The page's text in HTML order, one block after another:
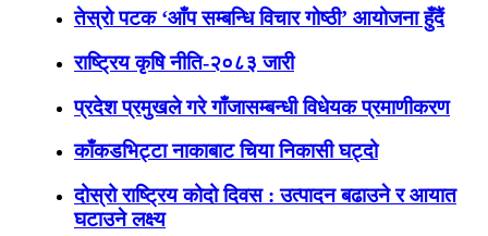
तेस्रो पटक ‘आँप सम्बन्धि विचार गोष्ठी’ आयोजना हुँदैं
राष्ट्रिय कृषि नीति-२०८३ जारी
प्रदेश प्रमुखले गरे गाँजासम्बन्धी विधेयक प्रमाणीकरण
काँकडभिट्टा नाकाबाट चिया निकासी घट्दो
दोस्रो राष्ट्रिय कोदो दिवस : उत्पादन बढाउने र आयात
घटाउने लक्ष्य